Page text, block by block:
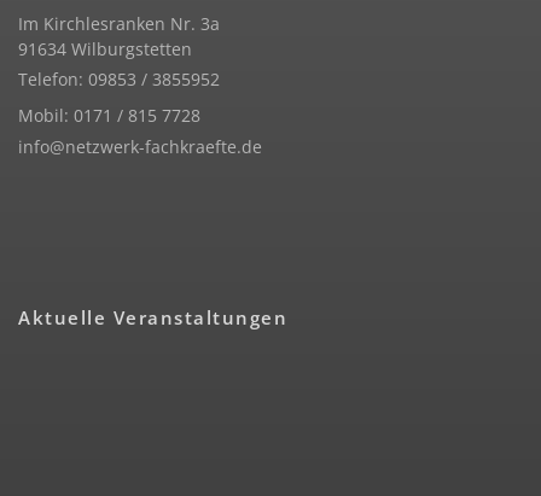
Im Kirchlesranken Nr. 3a
91634 Wilburgstetten
Telefon: 09853 / 3855952
Mobil: 0171 / 815 7728
info@netzwerk-fachkraefte.de
Aktuelle Veranstaltungen